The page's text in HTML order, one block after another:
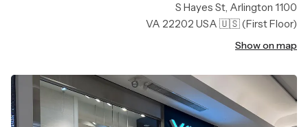
1100 S Hayes St, Arlington
VA 22202 USA 🇺🇸(First Floor)
Show on map